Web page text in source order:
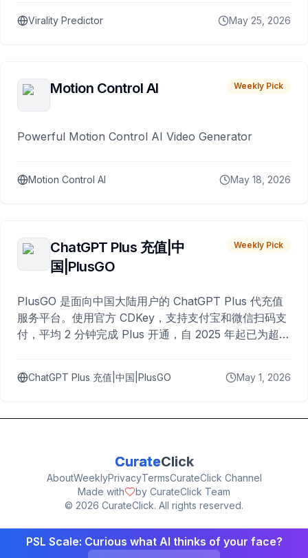
Virality Predictor May 25, 2026
Motion Control AI Weekly Pick
Powerful Motion Control AI Video Generator
Motion Control AI May 18, 2026
ChatGPT Plus 充值|中
国|PlusGO
Weekly Pick
PlusGO 是面向中国大陆用户的 ChatGPT Plus 代充值
服务平台。使用官方 CDKey，支持支付宝和微信扫码支
付，平均 2 分钟完成 Plus 开通，自 2025 年起已为超过
ChatGPT Plus 充值|中国|PlusGO May 1, 2026
CurateClick
AboutWeeklyPrivacyTermsCurateClick Channel
Made with
by CurateClick Team
© 2026 CurateClick. All rights reserved.
PSL Scale: Curious what AI thinks of your face?